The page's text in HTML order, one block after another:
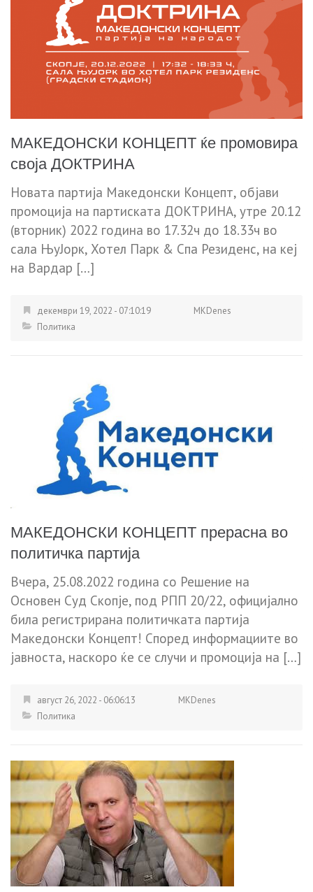
МАКЕДОНСКИ КОНЦЕПТ ќе промовира
своја ДОКТРИНА
Новата партија Македонски Концепт, објави
промоција на партиската ДОКТРИНА, утре 20.12
(вторник) 2022 година во 17.32ч до 18.33ч во
сала ЊуЈорк, Хотел Парк & Спа Резиденс, на кеј
на Вардар […]
декември 19, 2022 - 07:10:19
MKDenes
Политика
МАКЕДОНСКИ КОНЦЕПТ прерасна во
политичка партија
Вчера, 25.08.2022 година со Решение на
Основен Суд Скопје, под РПП 20/22, официјално
била регистрирана политичката партија
Македонски Концепт! Според информациите во
јавноста, наскоро ќе се случи и промоција на […]
август 26, 2022 - 06:06:13
MKDenes
Политика